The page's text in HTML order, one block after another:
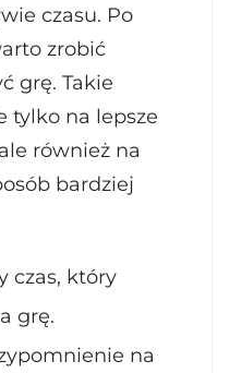
czasu. Po
zrobić
grę. Takie
tylko na lepsze
również na
bardziej
czas, który
grę.
na